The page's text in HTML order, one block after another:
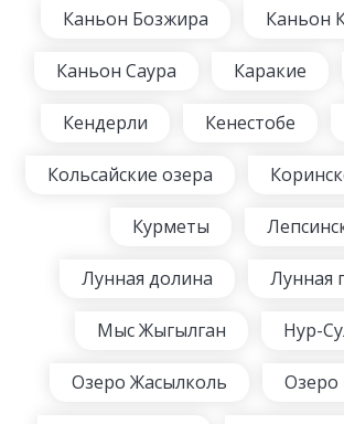
Каньон Бозжира Каньон
Каньон Саура Каракие
Кендерли Кенестобе
Кольсайские озера
Курметы
Лунная долина Лунная
Мыс Жыгылган Нур-
Озеро Жасылколь Озеро